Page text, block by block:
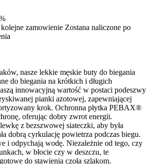
zamowienie Zostana naliczone po
nasze lekkie męskie buty do biegania
do biegania na krótkich i długich
innowacyjną wartość w postaci podeszwy
pianki azotowej, zapewniającej
krok. Ochronna płytka PEBAX®
oferując dobry zwrot energii.
z bezszwowej siateczki, aby była
dobrą cyrkulację powietrza podczas biegu.
i odpychają wodę. Niezależnie od tego, czy
w błocie czy w deszczu, te
do stawienia czoła szlakom.